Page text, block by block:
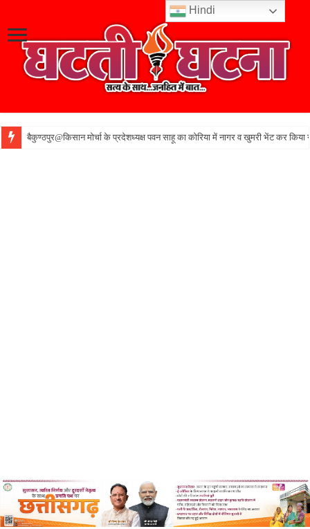
बैकुण्ठपुर@किसान मोर्चा के प्रदेशध्यक्ष पवन साहू का कोरिया में नागर व खुमरी भेंट कर किया
Hindi